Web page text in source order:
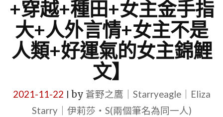
+穿越+種田+女主金手指
大+人外言情+女主不是
人類+好運氣的女主錦鯉
文】
2021-11-22 by 蒼野之鷹｜Starryeagle｜Eliza
Starry｜伊莉莎・S(兩個筆名為同一人)